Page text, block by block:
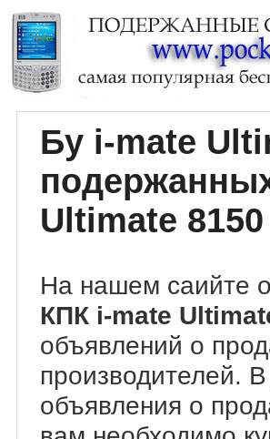
Бу i-mate
Ultimate 8150
На нашем саийте
КПК i-mate
объявлений о
производителей.
объявления о